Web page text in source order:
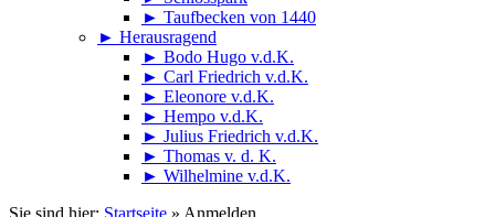
► Taufbecken von 1440
► Herausragend
► Bodo Hugo v.d.K.
► Carl Friedrich v.d.K.
► Eleonore v.d.K.
► Hempo v.d.K.
► Julius Friedrich v.d.K.
► Thomas v. d. K.
► Wilhelmine v.d.K.
Sie sind hier: Startseite » Anmelden